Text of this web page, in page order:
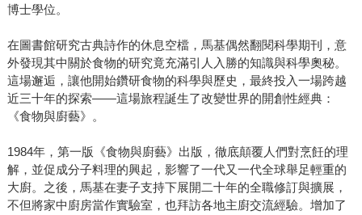
博士學位。
在圖書館研究古典詩作的休息空檔，馬基偶然翻閱科學期刊，意
外發現其中關於食物的研究竟充滿引人入勝的知識與科學奧秘。
這場邂逅，讓他開始鑽研食物的科學與歷史，最終投入一場跨越
近三十年的探索——這場旅程誕生了改變世界的開創性經典：
《食物與廚藝》。
1984年，第一版《食物與廚藝》出版，徹底顛覆人們對烹飪的理
解，並促成分子料理的興起，影響了一代又一代全球舉足輕重的
大廚。之後，馬基在妻子支持下展開二十年的全職修訂與擴展，
不但將家中廚房當作實驗室，也拜訪各地主廚交流經驗。增加了